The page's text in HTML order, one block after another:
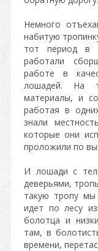
Немного
набитую
тот период в
работали
работе в
лошадей. На
материалы, и
работая в
знали
которые они
проложили по
И лошади с
деверьями,
такую тропу
идет по лесу
болотца и
там, в
времени,